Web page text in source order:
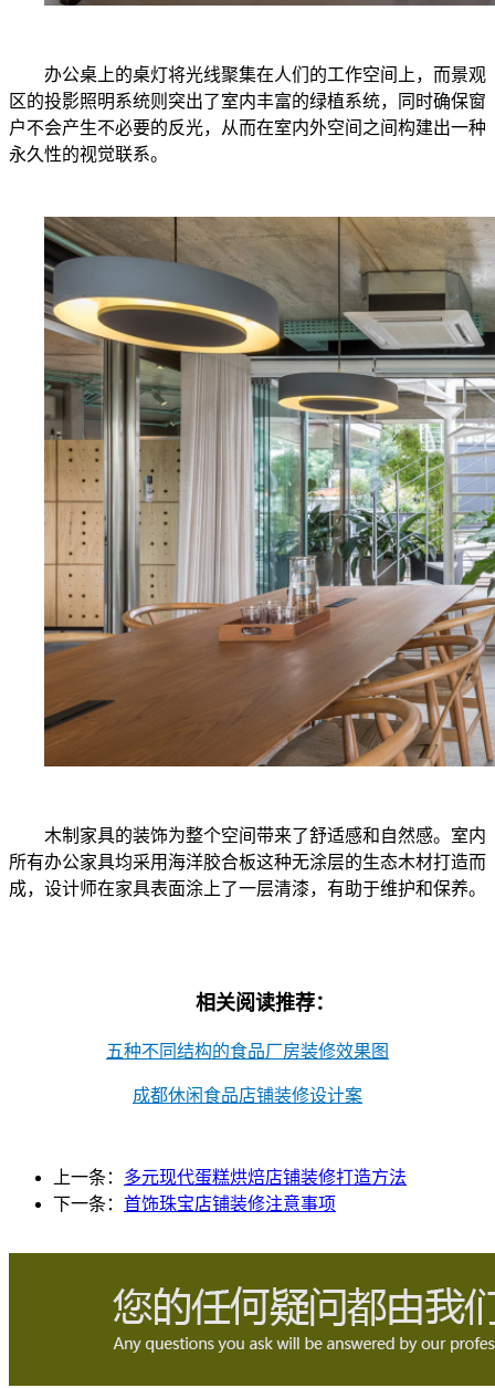
办公桌上的桌灯将光线聚集在人们的工作空间上，而景观
区的投影照明系统则突出了室内丰富的绿植系统，同时确保窗
户不会产生不必要的反光，从而在室内外空间之间构建出一种
永久性的视觉联系。
木制家具的装饰为整个空间带来了舒适感和自然感。室内
所有办公家具均采用海洋胶合板这种无涂层的生态木材打造而
成，设计师在家具表面涂上了一层清漆，有助于维护和保养。
相关阅读推荐：
五种不同结构的食品厂房装修效果图
成都休闲食品店铺装修设计案
上一条： 多元现代蛋糕烘焙店铺装修打造方法
下一条： 首饰珠宝店铺装修注意事项